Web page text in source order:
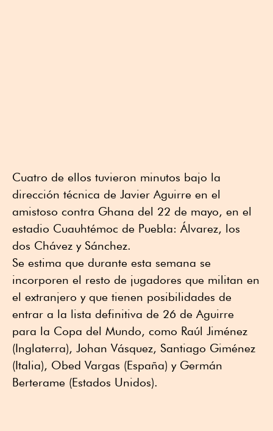
Cuatro de ellos tuvieron minutos bajo la
dirección técnica de Javier Aguirre en el
amistoso contra Ghana del 22 de mayo, en el
estadio Cuauhtémoc de Puebla: Álvarez, los
dos Chávez y Sánchez.
Se estima que durante esta semana se
incorporen el resto de jugadores que militan en
el extranjero y que tienen posibilidades de
entrar a la lista definitiva de 26 de Aguirre
para la Copa del Mundo, como Raúl Jiménez
(Inglaterra), Johan Vásquez, Santiago Giménez
(Italia), Obed Vargas (España) y Germán
Berterame (Estados Unidos).